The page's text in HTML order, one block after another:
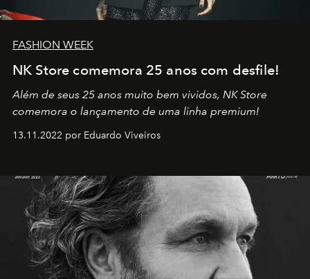
FASHION WEEK
NK Store comemora 25 anos com desfile!
Além de seus 25 anos muito bem vividos, NK Store
comemora o lançamento de uma linha premium!
13.11.2022 por Eduardo Viveiros